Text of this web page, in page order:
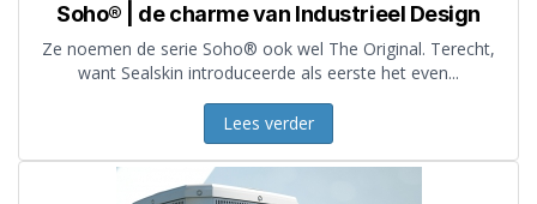
Soho® | de charme van Industrieel Design
Ze noemen de serie Soho® ook wel The Original. Terecht,
want Sealskin introduceerde als eerste het even...
Lees verder